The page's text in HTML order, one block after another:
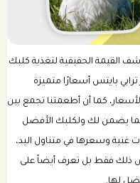
القيمة الحقيقية لتغذية كلبك
بايتس أسعارًا متميزة
كما أن أطعمتنا تجمع بين
مما يضمن لك ولكلبك الأفضل
غنية وسعرها في متناول اليد،
ذلك فقط بل تعرف أيضاً على